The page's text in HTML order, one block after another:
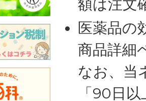
額は注文
医薬品の
商品詳細
なお、当
「90日